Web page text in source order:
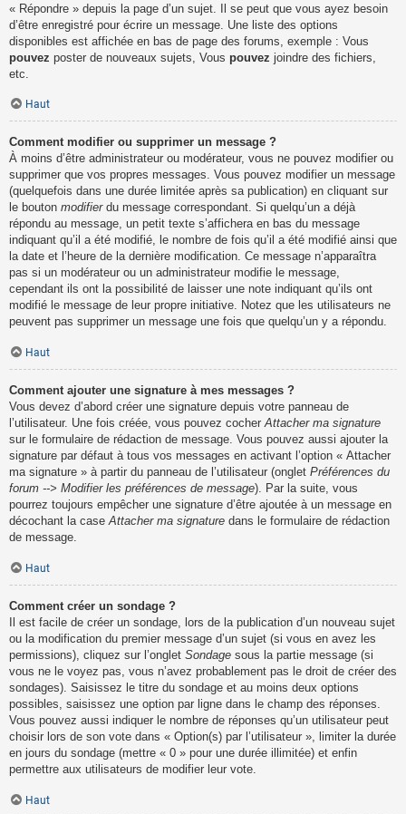
« Répondre » depuis la page d’un sujet. Il se peut que vous ayez besoin
d’être enregistré pour écrire un message. Une liste des options
disponibles est affichée en bas de page des forums, exemple : Vous
pouvez poster de nouveaux sujets, Vous pouvez joindre des fichiers,
etc.
Haut
Comment modifier ou supprimer un message ?
À moins d’être administrateur ou modérateur, vous ne pouvez modifier ou
supprimer que vos propres messages. Vous pouvez modifier un message
(quelquefois dans une durée limitée après sa publication) en cliquant sur
le bouton modifierdu message correspondant. Si quelqu’un a déjà
répondu au message, un petit texte s’affichera en bas du message
indiquant qu’il a été modifié, le nombre de fois qu’il a été modifié ainsi que
la date et l’heure de la dernière modification. Ce message n’apparaîtra
pas si un modérateur ou un administrateur modifie le message,
cependant ils ont la possibilité de laisser une note indiquant qu’ils ont
modifié le message de leur propre initiative. Notez que les utilisateurs ne
peuvent pas supprimer un message une fois que quelqu’un y a répondu.
Haut
Comment ajouter une signature à mes messages ?
Vous devez d’abord créer une signature depuis votre panneau de
l’utilisateur. Une fois créée, vous pouvez cocherAttacher ma signature
sur le formulaire de rédaction de message. Vous pouvez aussi ajouter la
signature par défaut à tous vos messages en activant l’option « Attacher
ma signature » à partir du panneau de l’utilisateur (onglet Préférences du
forum --> Modifier les préférences de message). Par la suite, vous
pourrez toujours empêcher une signature d’être ajoutée à un message en
décochant la caseAttacher ma signature dans le formulaire de rédaction
de message.
Haut
Comment créer un sondage ?
Il est facile de créer un sondage, lors de la publication d’un nouveau sujet
ou la modification du premier message d’un sujet (si vous en avez les
permissions), cliquez sur l’onglet Sondage sous la partie message (si
vous ne le voyez pas, vous n’avez probablement pas le droit de créer des
sondages). Saisissez le titre du sondage et au moins deux options
possibles, saisissez une option par ligne dans le champ des réponses.
Vous pouvez aussi indiquer le nombre de réponses qu’un utilisateur peut
choisir lors de son vote dans « Option(s) par l’utilisateur », limiter la durée
en jours du sondage (mettre « 0 » pour une durée illimitée) et enfin
permettre aux utilisateurs de modifier leur vote.
Haut